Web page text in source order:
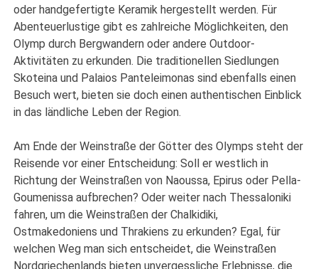
oder handgefertigte Keramik hergestellt werden. Für
Abenteuerlustige gibt es zahlreiche Möglichkeiten, den
Olymp durch Bergwandern oder andere Outdoor-
Aktivitäten zu erkunden. Die traditionellen Siedlungen
Skoteina und Palaios Panteleimonas sind ebenfalls einen
Besuch wert, bieten sie doch einen authentischen Einblick
in das ländliche Leben der Region.
Am Ende der Weinstraße der Götter des Olymps steht der
Reisende vor einer Entscheidung: Soll er westlich in
Richtung der Weinstraßen von Naoussa, Epirus oder Pella-
Goumenissa aufbrechen? Oder weiter nach Thessaloniki
fahren, um die Weinstraßen der Chalkidiki,
Ostmakedoniens und Thrakiens zu erkunden? Egal, für
welchen Weg man sich entscheidet, die Weinstraßen
Nordgriechenlands bieten unvergessliche Erlebnisse, die